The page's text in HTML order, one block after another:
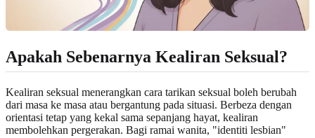
Apakah Sebenarnya Kealiran Seksual?
Kealiran seksual menerangkan cara tarikan seksual boleh berubah
dari masa ke masa atau bergantung pada situasi. Berbeza dengan
orientasi tetap yang kekal sama sepanjang hayat, kealiran
membolehkan pergerakan. Bagi ramai wanita, "identiti lesbian"